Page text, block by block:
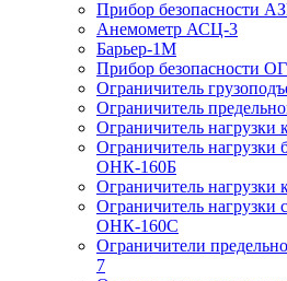
Прибор безопасности
Анемометр АСЦ-3
Барьер-1М
Прибор безопасности
Ограничитель
Ограничитель
Ограничитель
Ограничитель нагрузки
ОНК-160Б
Ограничитель
Ограничитель нагрузки
ОНК-160С
Ограничители
7